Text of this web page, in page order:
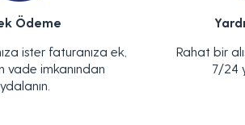
Ödeme
ister faturanıza ek,
vade imkanından
Rahat bir
7/24